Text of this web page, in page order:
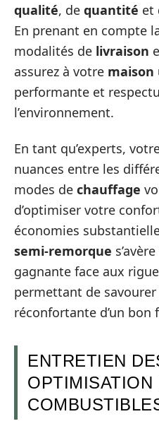
qualité, de quantité et
En prenant en compte
modalités de livraison
assurez à votre maison
performante et
l’environnement.
En tant qu’experts,
nuances entre les
modes de chauffage
d’optimiser votre
économies
semi-remorque
gagnante face aux
permettant de
réconfortante d’un bon
ENTRETIEN
OPTIMISATION